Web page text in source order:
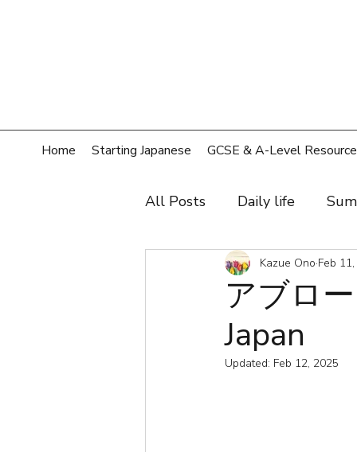
Home Starting Japanese GCSE & A-Level
All Posts Daily life
Film, music,
Shopping Home
アブロ
Japan
Kazue Ono Feb
Updated: Feb 12, 2025